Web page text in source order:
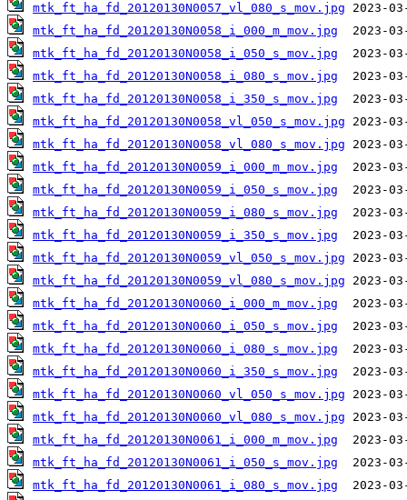
mtk_ft_ha_fd_20120130N0057_vl_080_s_mov.jpg
mtk_ft_ha_fd_20120130N0058_i_000_m_mov.jpg
mtk_ft_ha_fd_20120130N0058_i_050_s_mov.jpg
mtk_ft_ha_fd_20120130N0058_i_080_s_mov.jpg
mtk_ft_ha_fd_20120130N0058_i_350_s_mov.jpg
mtk_ft_ha_fd_20120130N0058_vl_050_s_mov.jpg
mtk_ft_ha_fd_20120130N0058_vl_080_s_mov.jpg
mtk_ft_ha_fd_20120130N0059_i_000_m_mov.jpg
mtk_ft_ha_fd_20120130N0059_i_050_s_mov.jpg
mtk_ft_ha_fd_20120130N0059_i_080_s_mov.jpg
mtk_ft_ha_fd_20120130N0059_i_350_s_mov.jpg
mtk_ft_ha_fd_20120130N0059_vl_050_s_mov.jpg
mtk_ft_ha_fd_20120130N0059_vl_080_s_mov.jpg
mtk_ft_ha_fd_20120130N0060_i_000_m_mov.jpg
mtk_ft_ha_fd_20120130N0060_i_050_s_mov.jpg
mtk_ft_ha_fd_20120130N0060_i_080_s_mov.jpg
mtk_ft_ha_fd_20120130N0060_i_350_s_mov.jpg
mtk_ft_ha_fd_20120130N0060_vl_050_s_mov.jpg
mtk_ft_ha_fd_20120130N0060_vl_080_s_mov.jpg
mtk_ft_ha_fd_20120130N0061_i_000_m_mov.jpg
mtk_ft_ha_fd_20120130N0061_i_050_s_mov.jpg
mtk_ft_ha_fd_20120130N0061_i_080_s_mov.jpg